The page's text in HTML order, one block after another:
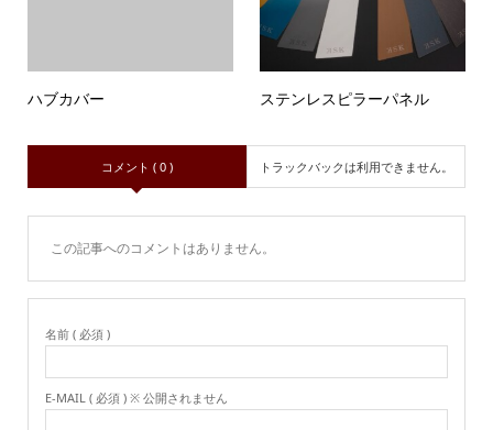
ハブカバー ステンレスピラーパネル
コメント ( 0 ) トラックバックは利用できません。
この記事へのコメントはありません。
名前 ( 必須 )
E-MAIL ( 必須 ) ※ 公開されません